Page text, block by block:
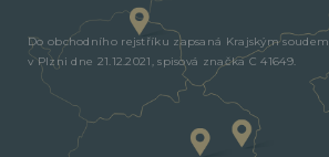
Do obchodního rejstříku zapsaná Krajským soudem
v Plzni dne 21.12.2021, spisová značka C 41649.